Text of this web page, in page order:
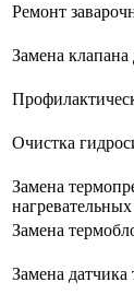
Ремонт
Замена клапана
Очистка
Замена
Замена
Замена датчика